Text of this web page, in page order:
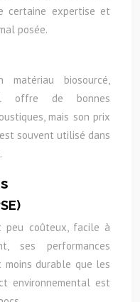
certaine expertise et
posée.
biosourcé,
offre de bonnes
mais son prix
souvent utilisé dans
peu coûteux, facile à
ses performances
durable que les
environnemental est